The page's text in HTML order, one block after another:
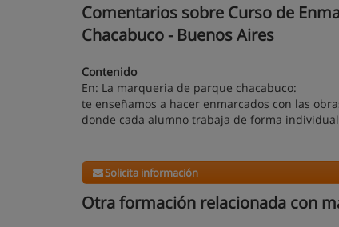
Comentarios sobre Curso de
Chacabuco - Buenos Aires
Contenido
En: La marqueria de parque chacabuco:
te enseñamos a hacer enmarcados con las
donde cada alumno trabaja de forma
Solicita información
Otra formación relacionada con